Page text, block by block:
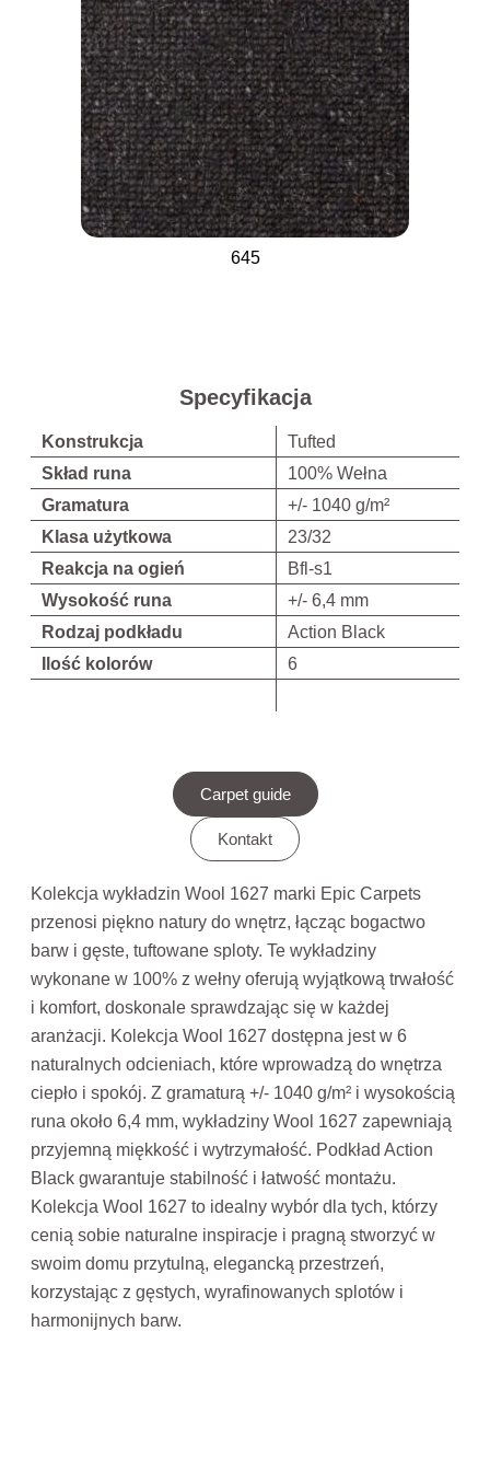
645
Specyfikacja
Konstrukcja
Tufted
Skład runa
100% Wełna
Gramatura
+/- 1040 g/m²
Klasa użytkowa
23/32
Reakcja na ogień
Bfl-s1
Wysokość runa
+/- 6,4 mm
Rodzaj podkładu
Action Black
Ilość kolorów
6
Carpet guide
Kontakt
Kolekcja wykładzin Wool 1627 marki Epic Carpets
przenosi piękno natury do wnętrz, łącząc bogactwo
barw i gęste, tuftowane sploty. Te wykładziny
wykonane w 100% z wełny oferują wyjątkową trwałość
i komfort, doskonale sprawdzając się w każdej
aranżacji. Kolekcja Wool 1627 dostępna jest w 6
naturalnych odcieniach, które wprowadzą do wnętrza
ciepło i spokój. Z gramaturą +/- 1040 g/m² i wysokością
runa około 6,4 mm, wykładziny Wool 1627 zapewniają
przyjemną miękkość i wytrzymałość. Podkład Action
Black gwarantuje stabilność i łatwość montażu.
Kolekcja Wool 1627 to idealny wybór dla tych, którzy
cenią sobie naturalne inspiracje i pragną stworzyć w
swoim domu przytulną, elegancką przestrzeń,
korzystając z gęstych, wyrafinowanych splotów i
harmonijnych barw.